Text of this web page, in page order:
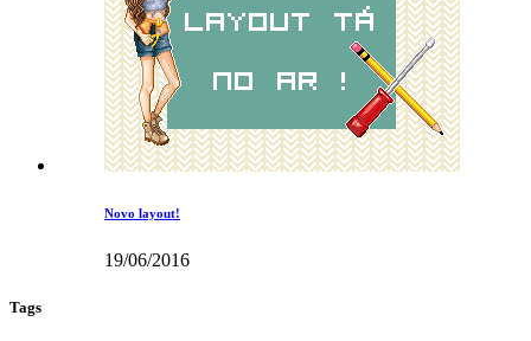
Novo layout!
19/06/2016
Tags